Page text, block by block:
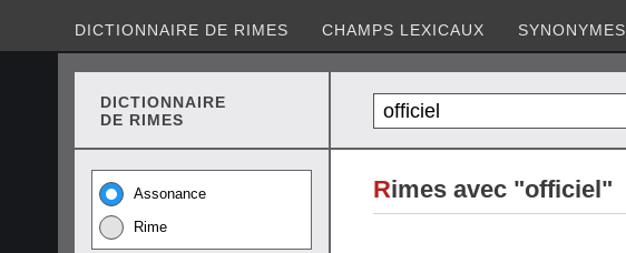
DICTIONNAIRE DE RIMES CHAMPS LEXICAUX SYNONYMES
DICTIONNAIRE
DE RIMES
Assonance
Rime
Rimes avec "officiel"